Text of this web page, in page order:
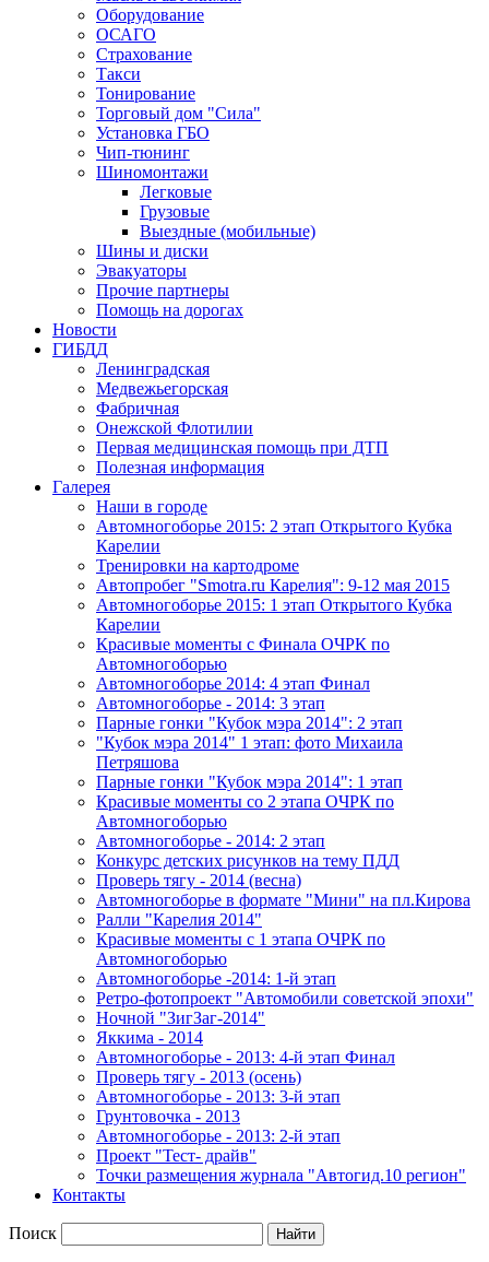
Оборудование
ОСАГО
Страхование
Такси
Тонирование
Торговый дом "Сила"
Установка ГБО
Чип-тюнинг
Шиномонтажи
Легковые
Грузовые
Выездные (мобильные)
Шины и диски
Эвакуаторы
Прочие партнеры
Помощь на дорогах
Новости
ГИБДД
Ленинградская
Медвежьегорская
Фабричная
Онежской Флотилии
Первая медицинская помощь при ДТП
Полезная информация
Галерея
Наши в городе
Автомногоборье 2015: 2 этап Открытого Кубка
Карелии
Тренировки на картодроме
Автопробег "Smotra.ru Карелия": 9-12 мая 2015
Автомногоборье 2015: 1 этап Открытого Кубка
Карелии
Красивые моменты с Финала ОЧРК по
Автомногоборью
Автомногоборье 2014: 4 этап Финал
Автомногоборье - 2014: 3 этап
Парные гонки "Кубок мэра 2014": 2 этап
"Кубок мэра 2014" 1 этап: фото Михаила
Петряшова
Парные гонки "Кубок мэра 2014": 1 этап
Красивые моменты со 2 этапа ОЧРК по
Автомногоборью
Автомногоборье - 2014: 2 этап
Конкурс детских рисунков на тему ПДД
Проверь тягу - 2014 (весна)
Автомногоборье в формате "Мини" на пл.Кирова
Ралли "Карелия 2014"
Красивые моменты с 1 этапа ОЧРК по
Автомногоборью
Автомногоборье -2014: 1-й этап
Ретро-фотопроект "Автомобили советской эпохи"
Ночной "ЗигЗаг-2014"
Яккима - 2014
Автомногоборье - 2013: 4-й этап Финал
Проверь тягу - 2013 (осень)
Автомногоборье - 2013: 3-й этап
Грунтовочка - 2013
Автомногоборье - 2013: 2-й этап
Проект "Тест- драйв"
Точки размещения журнала "Автогид.10 регион"
Контакты
Поиск